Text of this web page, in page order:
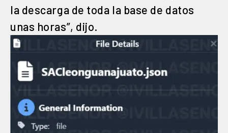
la descarga de toda la base de datos
unas horas”, dijo.